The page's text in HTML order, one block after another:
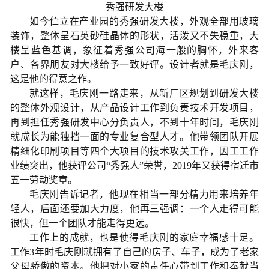
秀强研发大楼
如今伫立在产业园的秀强研发大楼，外观全部用玻璃
装饰，整体呈石英砂硅晶体的形状，活泼又不失稳重，大
楼呈蓝色基调，象征着秀强公司海一般的胸怀，外来客
户、各界朋友对大楼给予一致好评。设计者就是毛庆刚，
这是他的得意之作。
就这样，毛庆刚一路走来，从新厂区规划到研发大楼
的整体外观设计，从产品设计工作到负责技术开发项目，
再到担任秀强研发中心分负责人，不到十年时间，毛庆刚
就成长为能独挡一面的专业复合型人才。他带领团队开展
精细化印刷项目等四个大项目的技术攻关工作，因工工作
业绩突出，他获评公司“秀强人”荣誉，2019年又获得宿迁市
五一劳动奖章。
毛庆刚告诉记者，他现在相当一部分精力用来培养年
轻人，后面还要加大力度，他再三强调：一个人走得可能
很快，但一个团队才能走得更远。
工作上的成就，也是使得毛庆刚的家庭幸福感十足。
工作3年时毛庆刚就拥有了自己的房子、车子，成为了老家
父母骄傲的资本。他把对小家的责任心带到工作和奉献当